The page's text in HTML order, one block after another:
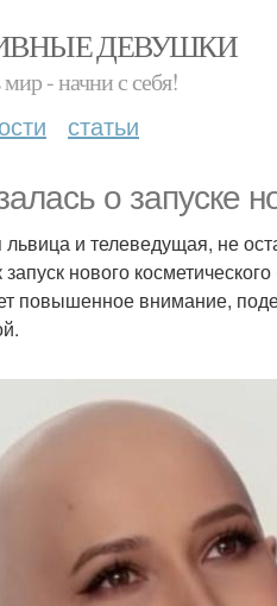
ДЕВУШКИ
- начни с себя!
статьи
о запуске
и телеведущая, не
нового
повышенное внимание,